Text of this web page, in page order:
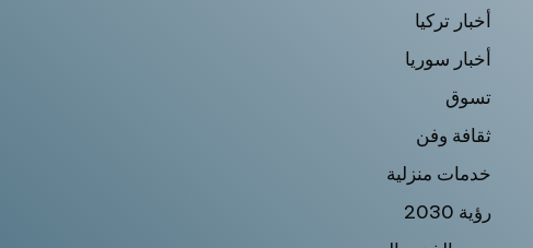
أخبار تركيا
أخبار سوريا
تسوق
ثقافة وفن
خدمات منزلية
رؤية 2030